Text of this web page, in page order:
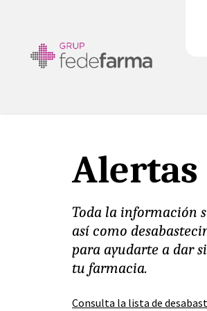
Toda la información
así como
para ayudarte a dar
tu farmacia.
Consulta la lista de